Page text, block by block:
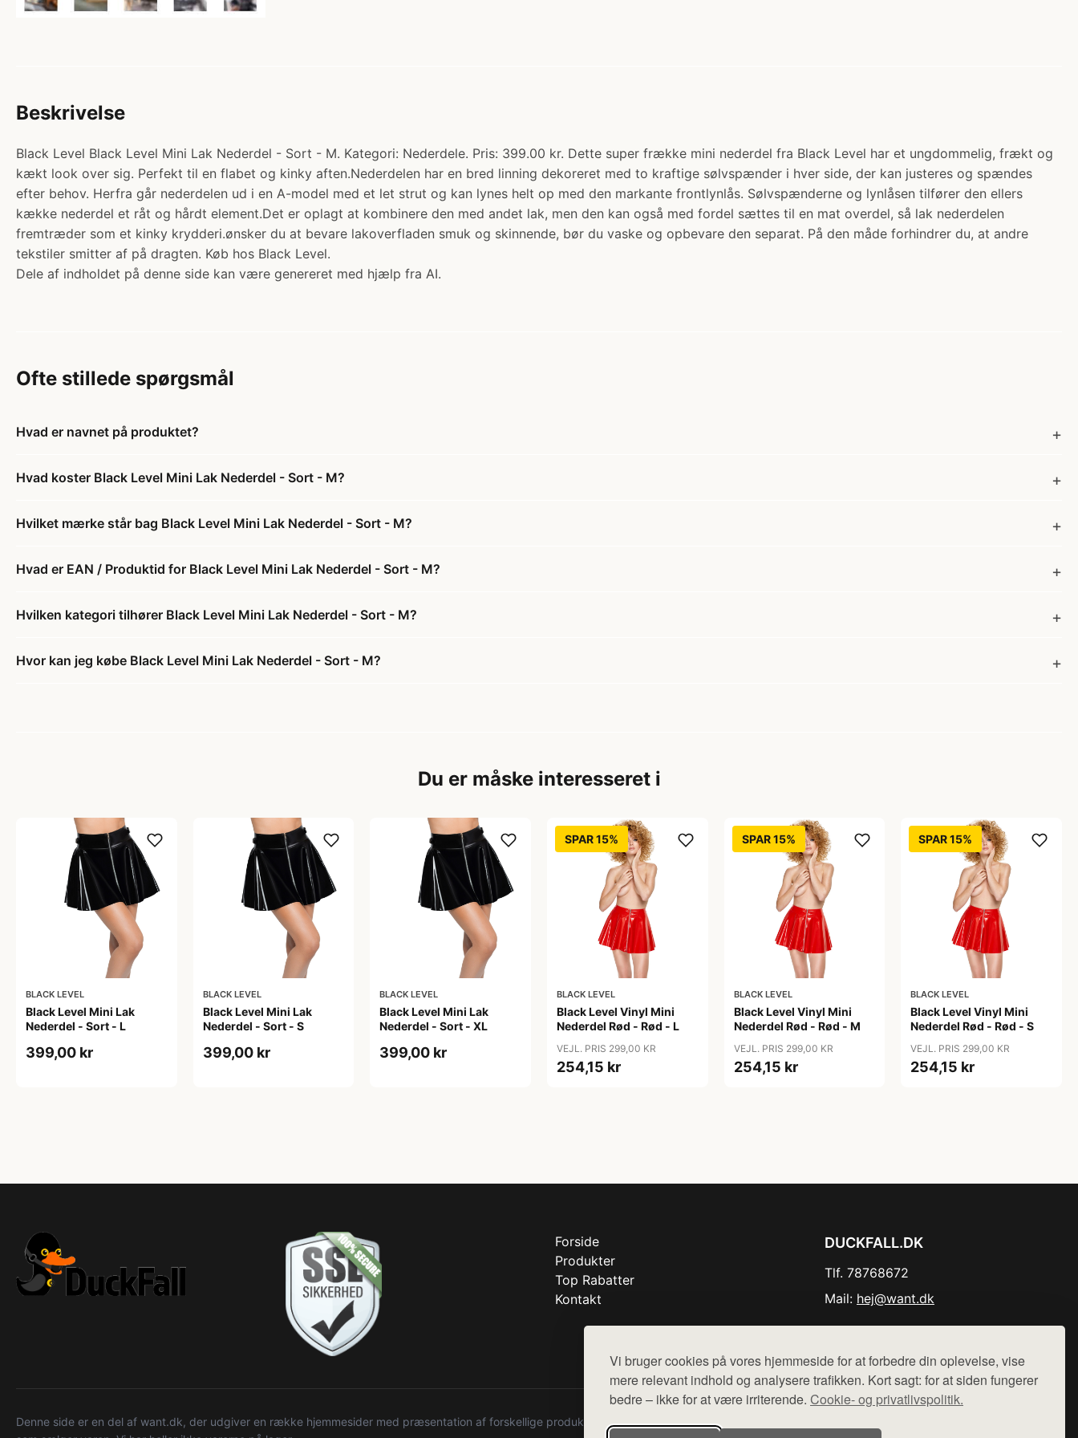
Vi bruger cookies på vores hjemmeside for at forbedre din oplevelse, vise
mere relevant indhold og analysere trafikken. Kort sagt: for at siden fungerer
bedre – ikke for at være irriterende. Cookie- og privatlivspolitik.
Beskrivelse
Black Level Black Level Mini Lak Nederdel - Sort - M. Kategori: Nederdele. Pris: 399.00 kr. Dette super frække mini nederdel fra Black Level har et ungdommelig, frækt og
kækt look over sig. Perfekt til en flabet og kinky aften.Nederdelen har en bred linning dekoreret med to kraftige sølvspænder i hver side, der kan justeres og spændes
efter behov. Herfra går nederdelen ud i en A-model med et let strut og kan lynes helt op med den markante frontlynlås. Sølvspænderne og lynlåsen tilfører den ellers
kække nederdel et råt og hårdt element.Det er oplagt at kombinere den med andet lak, men den kan også med fordel sættes til en mat overdel, så lak nederdelen
fremtræder som et kinky krydderi.ønsker du at bevare lakoverfladen smuk og skinnende, bør du vaske og opbevare den separat. På den måde forhindrer du, at andre
tekstiler smitter af på dragten. Køb hos Black Level.
Dele af indholdet på denne side kan være genereret med hjælp fra AI.
Ofte stillede spørgsmål
Hvad er navnet på produktet?
Hvad koster Black Level Mini Lak Nederdel - Sort - M?
Hvilket mærke står bag Black Level Mini Lak Nederdel - Sort - M?
Hvad er EAN / Produktid for Black Level Mini Lak Nederdel - Sort - M?
Hvilken kategori tilhører Black Level Mini Lak Nederdel - Sort - M?
Hvor kan jeg købe Black Level Mini Lak Nederdel - Sort - M?
Du er måske interesseret i
BLACK LEVEL
Black Level Mini Lak
Nederdel - Sort - L
399,00 kr
BLACK LEVEL
Black Level Mini Lak
Nederdel - Sort - S
399,00 kr
BLACK LEVEL
Black Level Mini Lak
Nederdel - Sort - XL
399,00 kr
SPAR 15%
BLACK LEVEL
Black Level Vinyl Mini
Nederdel Rød - Rød - L
VEJL. PRIS 299,00 KR
254,15 kr
SPAR 15%
BLACK LEVEL
Black Level Vinyl Mini
Nederdel Rød - Rød - M
VEJL. PRIS 299,00 KR
254,15 kr
SPAR 15%
BLACK LEVEL
Black Level Vinyl Mini
Nederdel Rød - Rød - S
VEJL. PRIS 299,00 KR
254,15 kr
Forside
Produkter
Top Rabatter
Kontakt
DUCKFALL.DK
Tlf. 78768672
Mail: hej@want.dk
Denne side er en del af want.dk, der udgiver en række hjemmesider med præsentation af forskellige produkter fra diverse webshops. Der sælges ikke varer fra denne side - vi henviser til de shops,